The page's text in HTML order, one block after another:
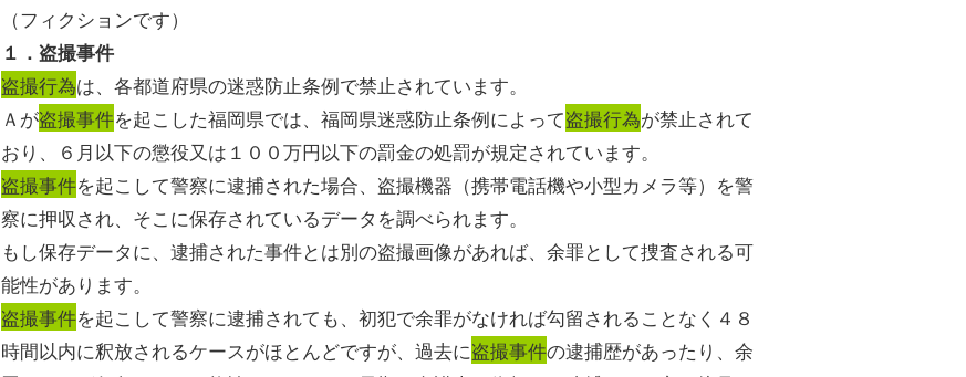
（フィクションです）
１．盗撮事件
盗撮行為は、各都道府県の迷惑防止条例で禁止されています。
Ａが盗撮事件を起こした福岡県では、福岡県迷惑防止条例によって盗撮行為が禁止されて
おり、６月以下の懲役又は１００万円以下の罰金の処罰が規定されています。
盗撮事件を起こして警察に逮捕された場合、盗撮機器（携帯電話機や小型カメラ等）を警
察に押収され、そこに保存されているデータを調べられます。
もし保存データに、逮捕された事件とは別の盗撮画像があれば、余罪として捜査される可
能性があります。
盗撮事件を起こして警察に逮捕されても、初犯で余罪がなければ勾留されることなく４８
時間以内に釈放されるケースがほとんどですが、過去に盗撮事件の逮捕歴があったり、余